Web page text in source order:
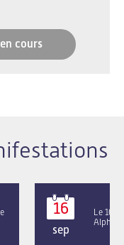
cours
16
sep
Le 16
Alpha